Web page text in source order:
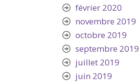
février 2020
novembre 2019
octobre 2019
septembre 2019
juillet 2019
juin 2019